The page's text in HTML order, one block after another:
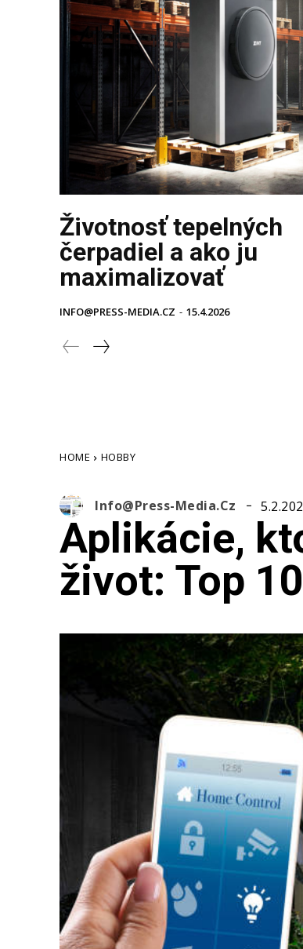
Životnosť tepelných
čerpadiel a ako ju
maximalizovať
INFO@PRESS-MEDIA.CZ - 15.4.2026